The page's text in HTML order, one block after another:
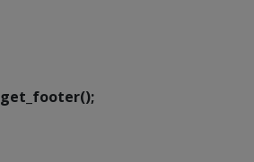
get_footer();